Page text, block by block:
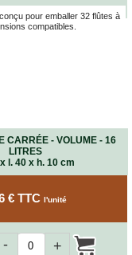
pour emballer 32 flûtes à
compatibles.
CARRÉE - VOLUME - 16
LITRES
l. 40 x h. 10 cm
€ TTC l'unité
+
-